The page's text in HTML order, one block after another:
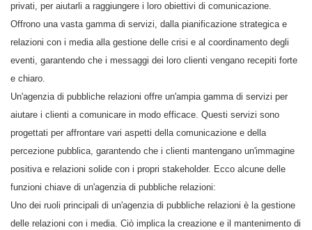
privati, per aiutarli a raggiungere i loro obiettivi di comunicazione.
Offrono una vasta gamma di servizi, dalla pianificazione strategica e
relazioni con i media alla gestione delle crisi e al coordinamento degli
eventi, garantendo che i messaggi dei loro clienti vengano recepiti forte
e chiaro.
Un'agenzia di pubbliche relazioni offre un'ampia gamma di servizi per
aiutare i clienti a comunicare in modo efficace. Questi servizi sono
progettati per affrontare vari aspetti della comunicazione e della
percezione pubblica, garantendo che i clienti mantengano un'immagine
positiva e relazioni solide con i propri stakeholder. Ecco alcune delle
funzioni chiave di un'agenzia di pubbliche relazioni:
Uno dei ruoli principali di un'agenzia di pubbliche relazioni è la gestione
delle relazioni con i media. Ciò implica la creazione e il mantenimento di